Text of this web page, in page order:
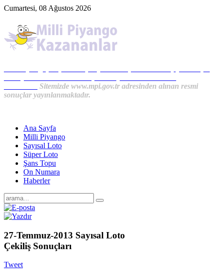
Cumartesi, 08 Ağustos 2026
Sitemizde www.mpi.gov.tr adresinden alınan resmi
sonuçlar yayınlanmaktadır.
Ana Sayfa
Milli Piyango
Sayısal Loto
Süper Loto
Şans Topu
On Numara
Haberler
27-Temmuz-2013 Sayısal Loto
Çekiliş Sonuçları
Tweet